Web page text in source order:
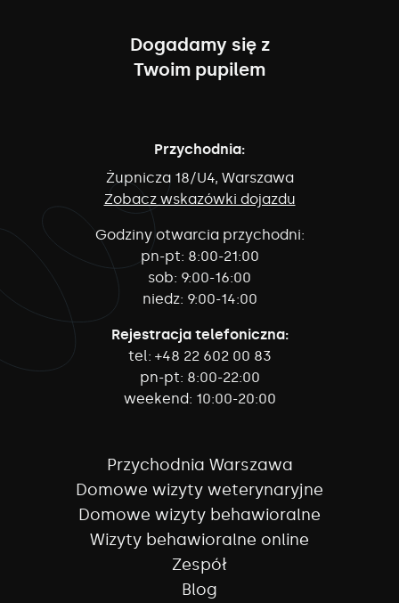
Dogadamy się z
Twoim pupilem
Przychodnia:
Żupnicza 18/U4, Warszawa
Zobacz wskazówki dojazdu
Godziny otwarcia przychodni:
pn-pt: 8:00-21:00
sob: 9:00-16:00
niedz: 9:00-14:00
Rejestracja telefoniczna:
tel: +48 22 602 00 83
pn-pt: 8:00-22:00
weekend: 10:00-20:00
Przychodnia Warszawa
Domowe wizyty weterynaryjne
Domowe wizyty behawioralne
Wizyty behawioralne online
Zespół
Blog